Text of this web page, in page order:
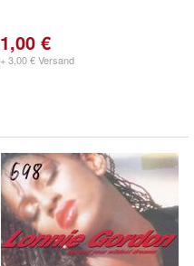
1,00 €
+ 3,00 € Versand